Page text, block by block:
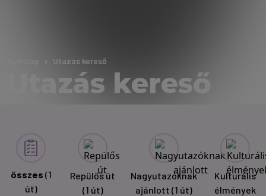
Utazás kereső
Utazás kereső
összes (1
út)
Repülős út
(1 út)
Nagyutazóknak
ajánlott (1 út)
Kulturális
élmények